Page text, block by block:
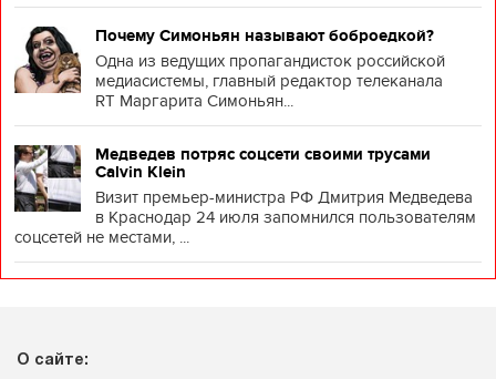
Почему Симоньян называют боброедкой?
Одна из ведущих пропагандисток российской
медиасистемы, главный редактор телеканала
RT Маргарита Симоньян...
Медведев потряс соцсети своими трусами
Calvin Klein
Визит премьер-министра РФ Дмитрия Медведева
в Краснодар 24 июля запомнился пользователям
соцсетей не местами, ...
О сайте: